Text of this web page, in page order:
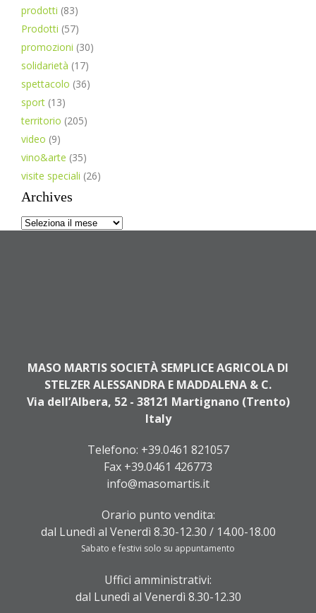
prodotti (83)
Prodotti (57)
promozioni (30)
solidarietà (17)
spettacolo (36)
sport (13)
territorio (205)
video (9)
vino&arte (35)
visite speciali (26)
Archives
Archives
MASO MARTIS SOCIETÀ SEMPLICE AGRICOLA DI
STELZER ALESSANDRA E MADDALENA & C.
Via dell’Albera, 52 - 38121 Martignano (Trento)
Italy
Telefono: +39.0461 821057
Fax +39.0461 426773
info@masomartis.it
Orario punto vendita:
dal Lunedì al Venerdì 8.30-12.30 / 14.00-18.00
Sabato e festivi solo su appuntamento
Uffici amministrativi:
dal Lunedì al Venerdì 8.30-12.30